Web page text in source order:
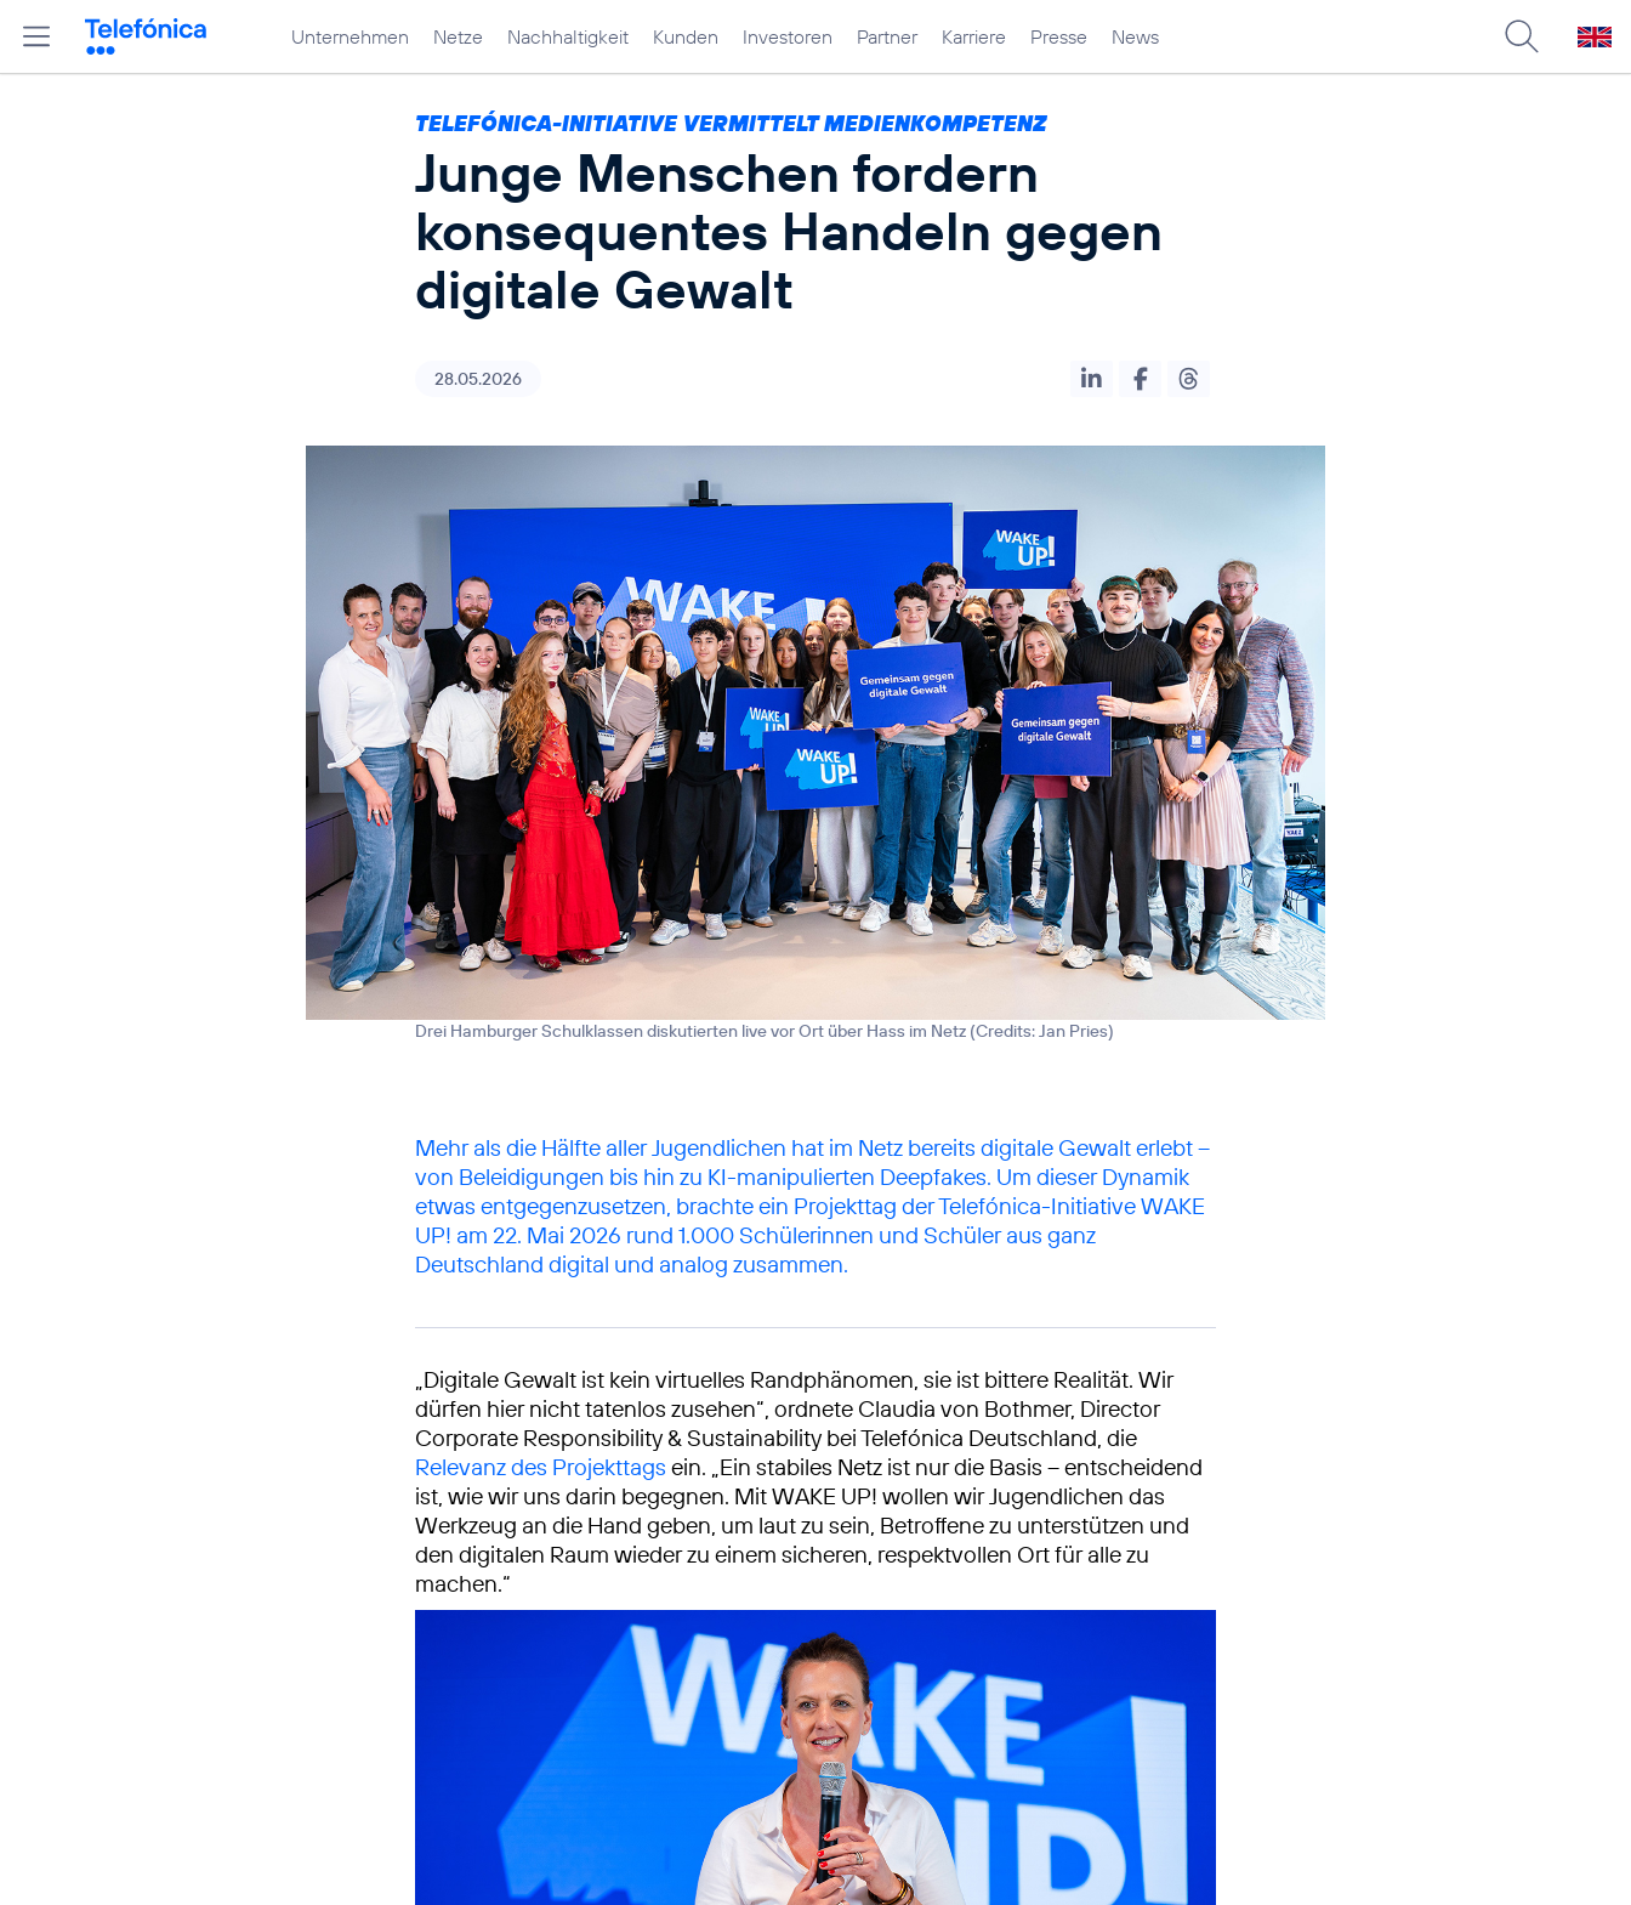
Unternehmen Netze Nachhaltigkeit Kunden Investoren Partner Karriere Presse News
TELEFÓNICA-INITIATIVE VERMITTELT MEDIENKOMPETENZ
Junge Menschen fordern
konsequentes Handeln gegen
digitale Gewalt
28.05.2026
Drei Hamburger Schulklassen diskutierten live vor Ort über Hass im Netz (Credits: Jan Pries)
Mehr als die Hälfte aller Jugendlichen hat im Netz bereits digitale Gewalt erlebt –
von Beleidigungen bis hin zu KI-manipulierten Deepfakes. Um dieser Dynamik
etwas entgegenzusetzen, brachte ein Projekttag der Telefónica-Initiative WAKE
UP! am 22. Mai 2026 rund 1.000 Schülerinnen und Schüler aus ganz
Deutschland digital und analog zusammen.
„Digitale Gewalt ist kein virtuelles Randphänomen, sie ist bittere Realität. Wir
dürfen hier nicht tatenlos zusehen“, ordnete Claudia von Bothmer, Director
Corporate Responsibility & Sustainability bei Telefónica Deutschland, die
Relevanz des Projekttags ein. „Ein stabiles Netz ist nur die Basis – entscheidend
ist, wie wir uns darin begegnen. Mit WAKE UP! wollen wir Jugendlichen das
Werkzeug an die Hand geben, um laut zu sein, Betroffene zu unterstützen und
den digitalen Raum wieder zu einem sicheren, respektvollen Ort für alle zu
machen.“